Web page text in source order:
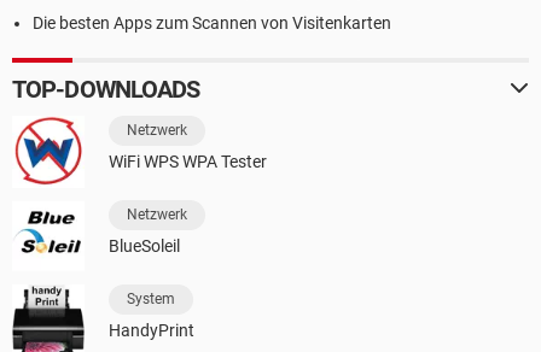
Die besten Apps zum Scannen von Visitenkarten
TOP-DOWNLOADS
Netzwerk
WiFi WPS WPA Tester
Netzwerk
BlueSoleil
System
HandyPrint